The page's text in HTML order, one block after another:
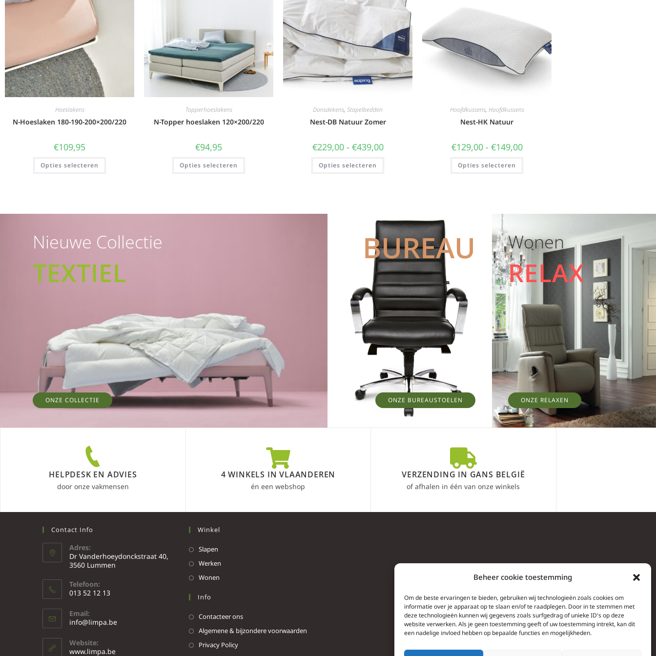
Beheer cookie toestemming
Om de beste ervaringen te bieden, gebruiken wij technologieën zoals cookies om
informatie over je apparaat op te slaan en/of te raadplegen. Door in te stemmen met
deze technologieën kunnen wij gegevens zoals surfgedrag of unieke ID's op deze
website verwerken. Als je geen toestemming geeft of uw toestemming intrekt, kan dit
een nadelige invloed hebben op bepaalde functies en mogelijkheden.
Hoeslakens
N-Hoeslaken 180-190-200×200/220
€109,95
Opties selecteren
Topperhoeslakens
N-Topper hoeslaken 120×200/220
€94,95
Opties selecteren
Donsdekens, Stapelbedden
Nest-DB Natuur Zomer
€229,00 - €439,00
Opties selecteren
Hoofdkussens, Hoofdkussens
Nest-HK Natuur
€129,00 - €149,00
Opties selecteren
Nieuwe Collectie
TEXTIEL
ONZE COLLECTIE
BUREAU
ONZE BUREAUSTOELEN
Wonen
RELAX
ONZE RELAXEN
HELPDESK EN ADVIES
door onze vakmensen
4 WINKELS IN VLAANDEREN
én een webshop
VERZENDING IN GANS BELGIË
of afhalen in één van onze winkels
Contact Info
Adres:
Dr Vanderhoeydonckstraat 40,
3560 Lummen
Telefoon:
013 52 12 13
Email:
info@limpa.be
Website:
www.limpa.be
Winkel
Slapen
Werken
Wonen
Info
Contacteer ons
Algemene & bijzondere voorwaarden
Privacy Policy